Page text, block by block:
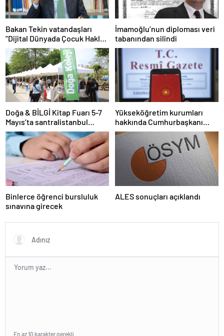
Bakan Tekin vatandaşları
“Dijital Dünyada Çocuk Hakları
Sözleşmesi”ni imzalamaya
davet etti
İmamoğlu’nun diploması veri
tabanından silindi
Doğa & BİLGİ Kitap Fuarı 5-7
Mayıs’ta santralistanbul
Kampüsünde kapılarını açıyor
Yükseköğretim kurumları
hakkında Cumhurbaşkanı
kararı Resmi Gazete’de
Binlerce öğrenci bursluluk
sınavına girecek
ALES sonuçları açıklandı
En az 10 karakter gerekli